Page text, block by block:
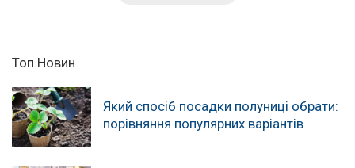
Топ Новин
Який спосіб посадки полуниці обрати:
порівняння популярних варіантів